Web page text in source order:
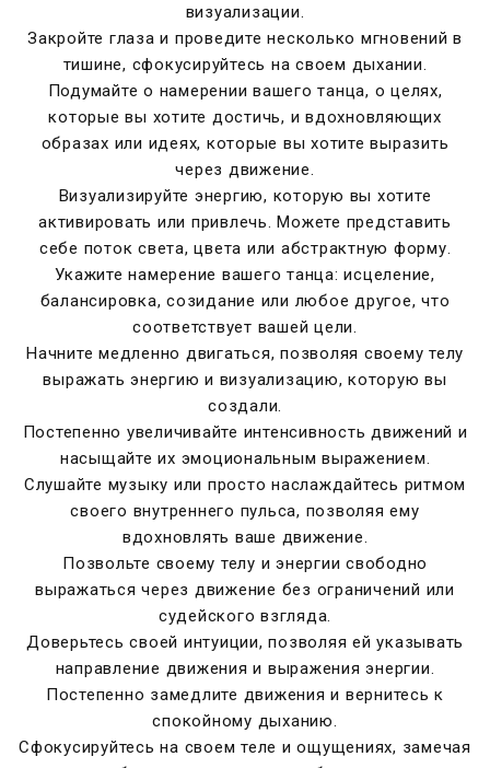
визуализации.
Закройте глаза и проведите несколько мгновений в
тишине, сфокусируйтесь на своем дыхании.
Подумайте о намерении вашего танца, о целях,
которые вы хотите достичь, и вдохновляющих
образах или идеях, которые вы хотите выразить
через движение.
Визуализируйте энергию, которую вы хотите
активировать или привлечь. Можете представить
себе поток света, цвета или абстрактную форму.
Укажите намерение вашего танца: исцеление,
балансировка, созидание или любое другое, что
соответствует вашей цели.
Начните медленно двигаться, позволяя своему телу
выражать энергию и визуализацию, которую вы
создали.
Постепенно увеличивайте интенсивность движений и
насыщайте их эмоциональным выражением.
Слушайте музыку или просто наслаждайтесь ритмом
своего внутреннего пульса, позволяя ему
вдохновлять ваше движение.
Позвольте своему телу и энергии свободно
выражаться через движение без ограничений или
судейского взгляда.
Доверьтесь своей интуиции, позволяя ей указывать
направление движения и выражения энергии.
Постепенно замедлите движения и вернитесь к
спокойному дыханию.
Сфокусируйтесь на своем теле и ощущениях, замечая